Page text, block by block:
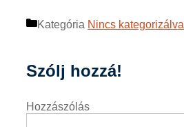
Kategória Nincs kategorizálva
Szólj hozzá!
Hozzászólás